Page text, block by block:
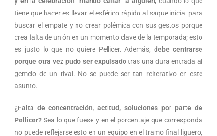
tiene que hacer es llevar el esférico rápido al saque inicial para
buscar el empate y no crear polémica con sus gestos porque
crea falta de unión en un momento clave de la temporada; esto
es justo lo que no quiere Pellicer. Además,debe centrarse
porque otra vez pudo ser expulsadotras una dura entrada al
gemelo de un rival. No se puede ser tan reiterativo en este
asunto.
¿Falta de concentración, actitud, soluciones por parte de
Pellicer? Sea lo que fuese y en el porcentaje que corresponda
no puede reflejarse esto en un equipo en el tramo final liguero,